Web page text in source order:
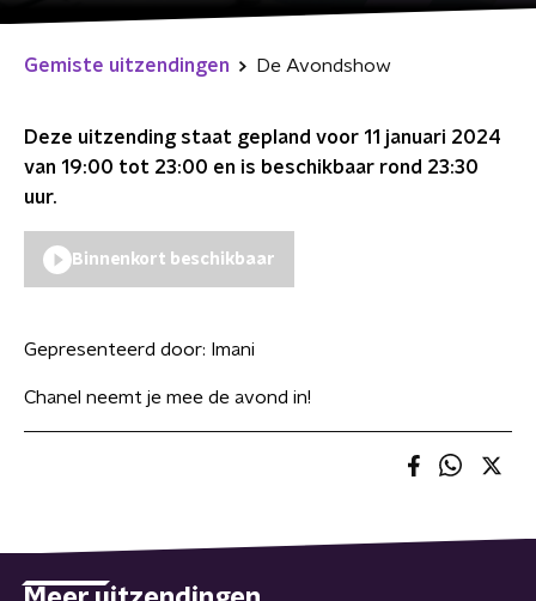
Gemiste uitzendingen De Avondshow
Deze uitzending staat gepland voor 11 januari 2024
van 19:00 tot 23:00 en is beschikbaar rond 23:30
uur.
Binnenkort beschikbaar
Gepresenteerd door: Imani
Chanel neemt je mee de avond in!